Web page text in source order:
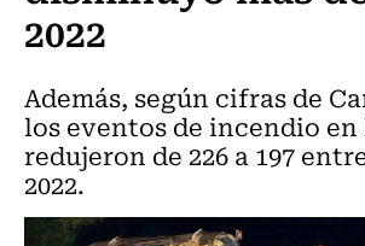
2022
Además, según cifras de
los eventos de incendio en
redujeron de 226 a 197
2022.